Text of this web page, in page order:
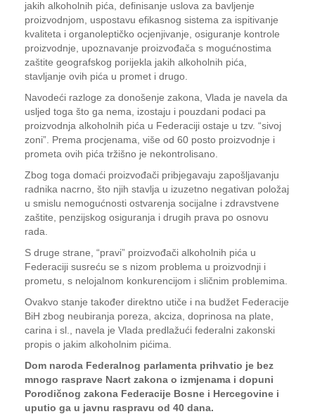
jakih alkoholnih pića, definisanje uslova za bavljenje
proizvodnjom, uspostavu efikasnog sistema za ispitivanje
kvaliteta i organoleptičko ocjenjivanje, osiguranje kontrole
proizvodnje, upoznavanje proizvođača s mogućnostima
zaštite geografskog porijekla jakih alkoholnih pića,
stavljanje ovih pića u promet i drugo.
Navodeći razloge za donošenje zakona, Vlada je navela da
usljed toga što ga nema, izostaju i pouzdani podaci pa
proizvodnja alkoholnih pića u Federaciji ostaje u tzv. “sivoj
zoni”. Prema procjenama, više od 60 posto proizvodnje i
prometa ovih pića tržišno je nekontrolisano.
Zbog toga domaći proizvođači pribjegavaju zapošljavanju
radnika nacrno, što njih stavlja u izuzetno negativan položaj
u smislu nemogućnosti ostvarenja socijalne i zdravstvene
zaštite, penzijskog osiguranja i drugih prava po osnovu
rada.
S druge strane, “pravi” proizvođači alkoholnih pića u
Federaciji susreću se s nizom problema u proizvodnji i
prometu, s nelojalnom konkurencijom i sličnim problemima.
Ovakvo stanje također direktno utiče i na budžet Federacije
BiH zbog neubiranja poreza, akciza, doprinosa na plate,
carina i sl., navela je Vlada predlažući federalni zakonski
propis o jakim alkoholnim pićima.
Dom naroda Federalnog parlamenta prihvatio je bez
mnogo rasprave Nacrt zakona o izmjenama i dopuni
Porodičnog zakona Federacije Bosne i Hercegovine i
uputio ga u javnu raspravu od 40 dana.